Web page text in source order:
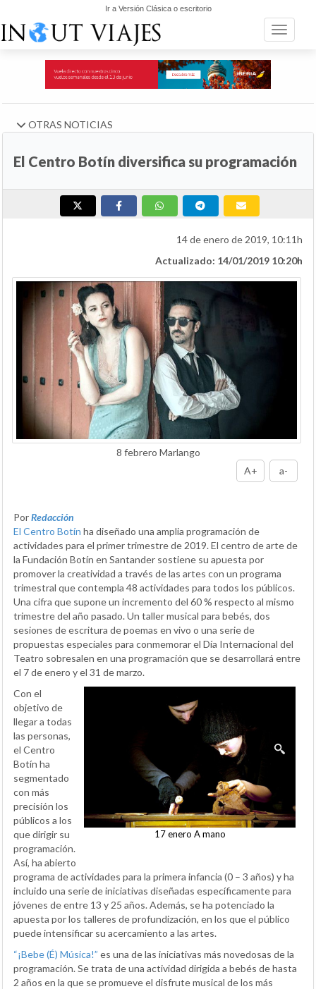
Ir a Versión Clásica o escritorio
Toggle
OTRAS NOTICIAS
El Centro Botín diversifica su programación
14 de enero de 2019, 10:11h
Actualizado: 14/01/2019 10:20h
8 febrero Marlango
A+
a-
PorRedacción
El Centro Botín ha diseñado una amplia programación de
actividades para el primer trimestre de 2019. El centro de arte de
la Fundación Botín en Santander sostiene su apuesta por
promover la creatividad a través de las artes con un programa
trimestral que contempla 48 actividades para todos los públicos.
Una cifra que supone un incremento del 60 % respecto al mismo
trimestre del año pasado. Un taller musical para bebés, dos
sesiones de escritura de poemas en vivo o una serie de
propuestas especiales para conmemorar el Día Internacional del
Teatro sobresalen en una programación que se desarrollará entre
el 7 de enero y el 31 de marzo.
17 enero A mano
Con el
objetivo de
llegar a todas
las personas,
el Centro
Botín ha
segmentado
con más
precisión los
públicos a los
que dirigir su
programación.
Así, ha abierto
programa de actividades para la primera infancia (0 – 3 años) y ha
incluido una serie de iniciativas diseñadas específicamente para
jóvenes de entre 13 y 25 años. Además, se ha potenciado la
apuesta por los talleres de profundización, en los que el público
puede intensificar su acercamiento a las artes.
“¡Bebe (É) Música!” es una de las iniciativas más novedosas de la
programación. Se trata de una actividad dirigida a bebés de hasta
2 años en la que se promueve el disfrute musical de los más